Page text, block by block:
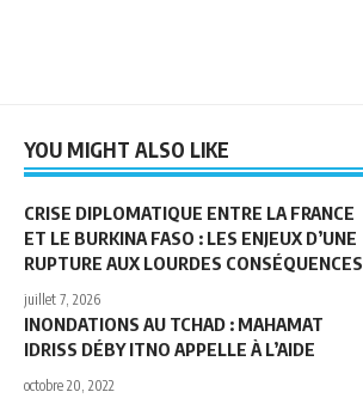
YOU MIGHT ALSO LIKE
CRISE DIPLOMATIQUE ENTRE LA FRANCE
ET LE BURKINA FASO : LES ENJEUX D’UNE
RUPTURE AUX LOURDES CONSÉQUENCES
juillet 7, 2026
INONDATIONS AU TCHAD : MAHAMAT
IDRISS DÉBY ITNO APPELLE À L’AIDE
octobre 20, 2022